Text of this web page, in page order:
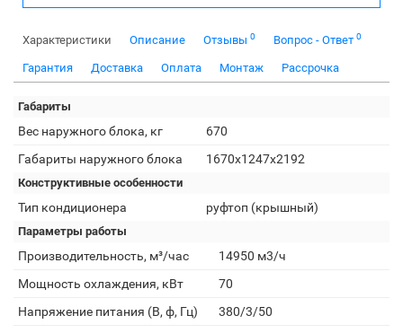
Характеристики Описание Отзывы 0 Вопрос - Ответ 0
Гарантия Доставка Оплата Монтаж Рассрочка
Габариты
Вес наружного блока, кг
670
Габариты наружного блока
1670x1247x2192
Конструктивные особенности
Тип кондиционера руфтоп (крышный)
Параметры работы
Производительность, м³/час
14950 м3/ч
Мощность охлаждения, кВт
70
Напряжение питания (В, ф, Гц)
380/3/50